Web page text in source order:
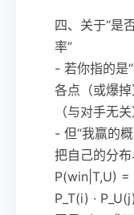
四、关于“是
率”
- 若你指的是
各点（或爆
（与对手无
- 但“我赢的
把自己的分布
P(win|T,U) =
P_T(i) · P_U(j)